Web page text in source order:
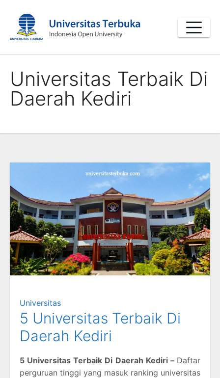
content
Universitas Terbaik Di
Daerah Kediri
Universitas
5 Universitas Terbaik Di
Daerah Kediri
5 Universitas Terbaik Di Daerah Kediri – Daftar
perguruan tinggi yang masuk ranking universitas